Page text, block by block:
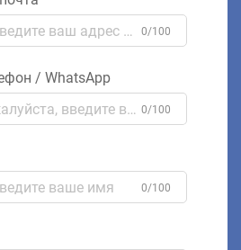
0/100
/ WhatsApp
0/100
0/100